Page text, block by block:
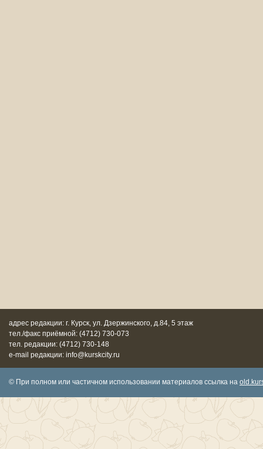
адрес редакции: г. Курск, ул. Дзержинского, д.84, 5 этаж
тел./факс приёмной: (4712) 730-073
тел. редакции: (4712) 730-148
e-mail редакции: info@kurskcity.ru
© При полном или частичном использовании материалов ссылка на